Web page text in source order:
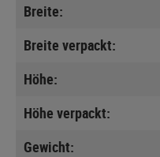
Breite:
Breite verpackt:
Höhe:
Höhe verpackt:
Gewicht: